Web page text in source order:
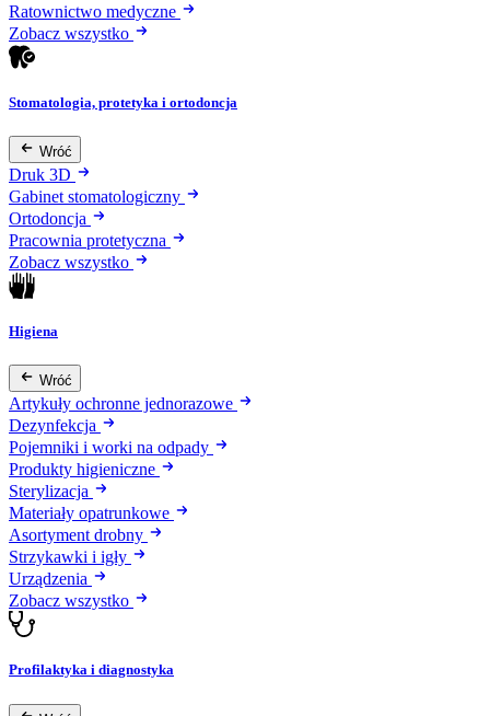
Ratownictwo medyczne
Zobacz wszystko
Stomatologia, protetyka i ortodoncja
Wróć
Druk 3D
Gabinet stomatologiczny
Ortodoncja
Pracownia protetyczna
Zobacz wszystko
Higiena
Wróć
Artykuły ochronne jednorazowe
Dezynfekcja
Pojemniki i worki na odpady
Produkty higieniczne
Sterylizacja
Materiały opatrunkowe
Asortyment drobny
Strzykawki i igły
Urządzenia
Zobacz wszystko
Profilaktyka i diagnostyka